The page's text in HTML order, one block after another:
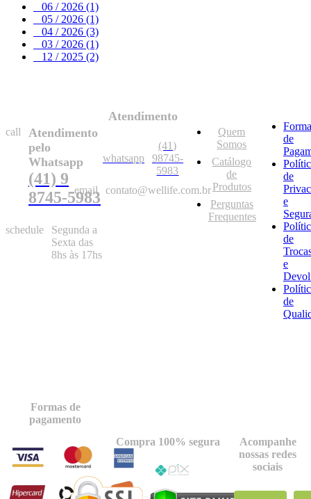
06 / 2026 (1)
05 / 2026 (1)
04 / 2026 (3)
03 / 2026 (1)
12 / 2025 (2)
call
Atendimento
pelo
Whatsapp
(41) 9
8745-5983
schedule
Segunda a
Sexta das
8hs às 17hs
Atendimento
whatsapp
(41)
98745-
5983
email
contato@wellife.com.br
Quem
Somos
Catálogo
de
Produtos
Perguntas
Frequentes
de
de
e
de
e
de
Formas de
pagamento
Compra 100% segura
Acompanhe
nossas redes
sociais